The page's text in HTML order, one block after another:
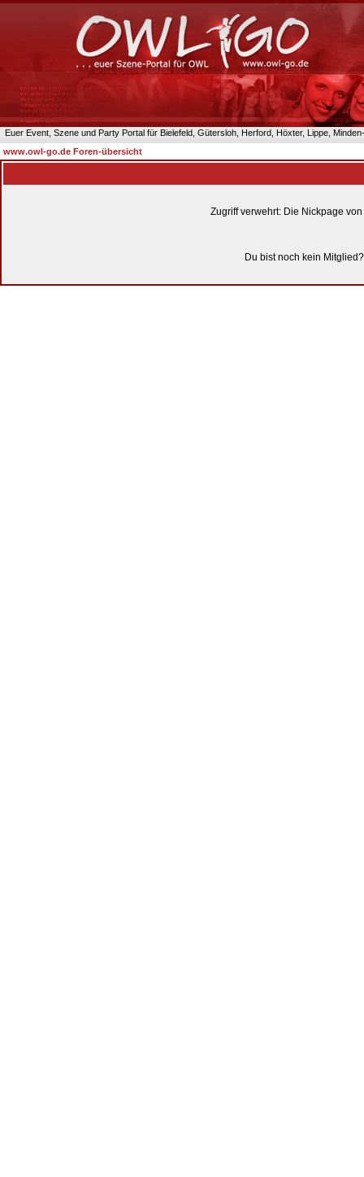
Euer Event, Szene und Party Portal für Bielefeld, Gütersloh, Herford, Höxter, Lippe,
www.owl-go.de Foren-übersicht
Zugriff verwehrt: Die Nickpage von
Du bist noch kein